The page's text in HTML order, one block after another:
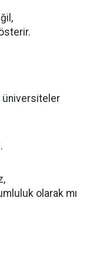
üniversiteler
olarak mı